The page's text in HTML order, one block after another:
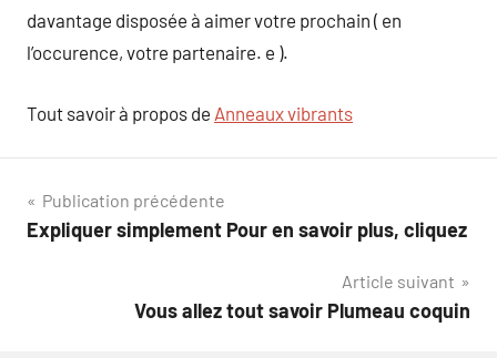
davantage disposée à aimer votre prochain ( en
l’occurence, votre partenaire. e ).
Tout savoir à propos de Anneaux vibrants
Navigation
de
Publication précédente
Expliquer simplement Pour en savoir plus, cliquez
Article suivant
Vous allez tout savoir Plumeau coquin